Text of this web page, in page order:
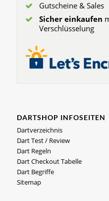
Gutscheine & Sales
Sicher einkaufen
Verschlüsselung
DARTSHOP INFOSEITEN
Dartverzeichnis
Dart Test / Review
Dart Regeln
Dart Checkout Tabelle
Dart Begriffe
Sitemap